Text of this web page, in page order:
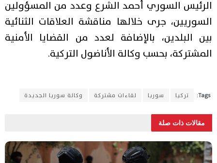
الرئيس السوري أحمد الشرع وعدد من المسؤولين
السوريين، جرى خلالها مناقشة العلاقات الثنائية
بين البلدين، بالإضافة لعدد من القضايا الأمنية
المشتركة، بحسب وكالة الأناضول التركية.
Tags: تركيا سوريا لقاءات مشتركة وكالة سوريا الجديدة
مقالات ذات صلة